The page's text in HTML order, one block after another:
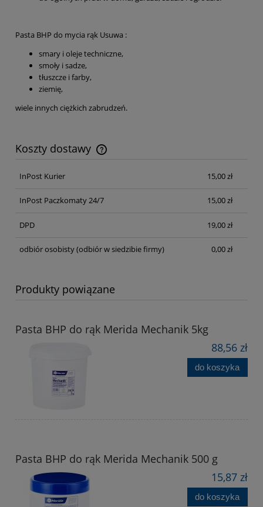
Pasta BHP do mycia rąk Usuwa :
smary i oleje techniczne,
smoły i sadze,
tłuszcze i farby,
ziemię,
wiele innych ciężkich zabrudzeń.
Koszty dostawy
Cena nie zawiera ewentualnych kosztów płatności
InPost Kurier
15,00 zł
InPost Paczkomaty 24/7 15,00 zł
DPD 19,00 zł
odbiór osobisty(odbiór w siedzibie firmy) 0,00 zł
Produkty powiązane
Pasta BHP do rąk Merida Mechanik 5kg
88,56 zł
do koszyka
Pasta BHP do rąk Merida Mechanik 500 g
15,87 zł
do koszyka